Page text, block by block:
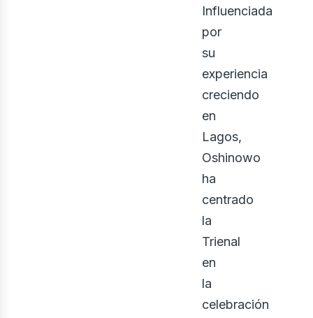
Influenciada
por
su
experiencia
creciendo
en
Lagos,
Oshinowo
ha
centrado
la
Trienal
en
la
celebración